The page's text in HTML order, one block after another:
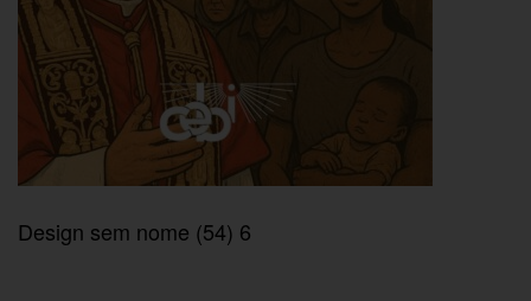
Design sem nome (54) 6